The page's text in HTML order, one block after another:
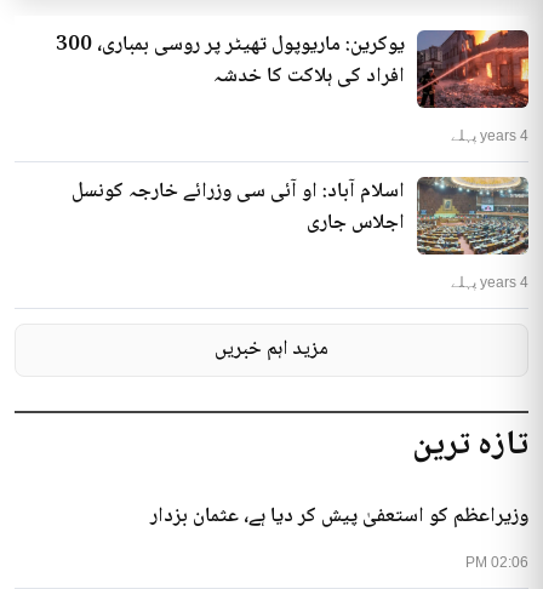
تازہ ترین
02:06 PM
وزیراعظم کو استعفیٰ پیش کر دیا ہے، عثمان بزدار
یوکرین: ماریوپول تھیٹر پر روسی بمباری، 300
افراد کی ہلاکت کا خدشہ
4 years پہلے
اسلام آباد: او آئی سی وزرائے خارجہ کونسل
اجلاس جاری
4 years پہلے
مزید اہم خبریں